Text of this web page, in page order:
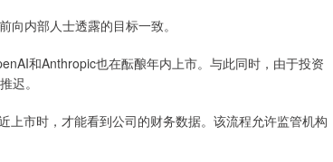
内部人士透露的目标一致。
和Anthropic也在酝酿年内上市。与此同时，由于投资
迟。
上市时，才能看到公司的财务数据。该流程允许监管机构